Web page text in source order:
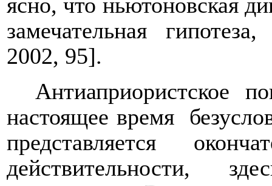
ясно, что ньютоновская
замечательная
2002, 95].
Антиаприористское
настоящее время
представляется
действительности,